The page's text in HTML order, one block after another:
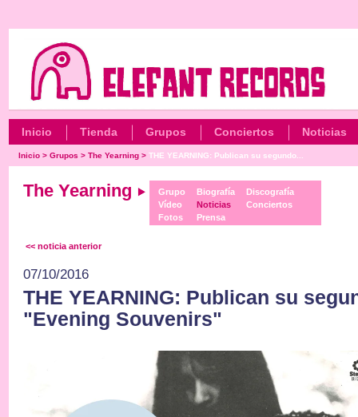
Inicio Tienda Grupos Conciertos Noticias
Inicio >Grupos >The Yearning >THE YEARNING: Publican su segundo...
The Yearning
Grupo
Vídeo
Fotos
Biografía
Noticias
Prensa
Discografía
Conciertos
<< noticia anterior
07/10/2016
THE YEARNING: Publican su
"Evening Souvenirs"